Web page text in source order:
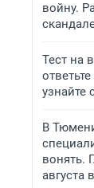
войну.
Тест на
узнайте
В
вонять.
августа